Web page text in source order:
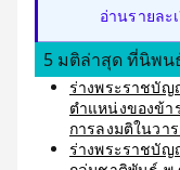
อ่านรายละ
5 มติล่าสุด ที่นิพน
ร่างพระราชบัญ
ตำแหน่งของข้า
การลงมติในวา
ร่างพระราชบัญ